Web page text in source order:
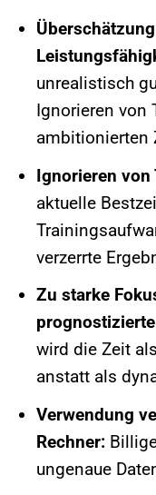
unrealistisch
Ignorieren von
ambitionierten
Ignorieren von
aktuelle
verzerrte
Zu starke
wird die Zeit
anstatt als
Verwendung
Rechner:
ungenaue